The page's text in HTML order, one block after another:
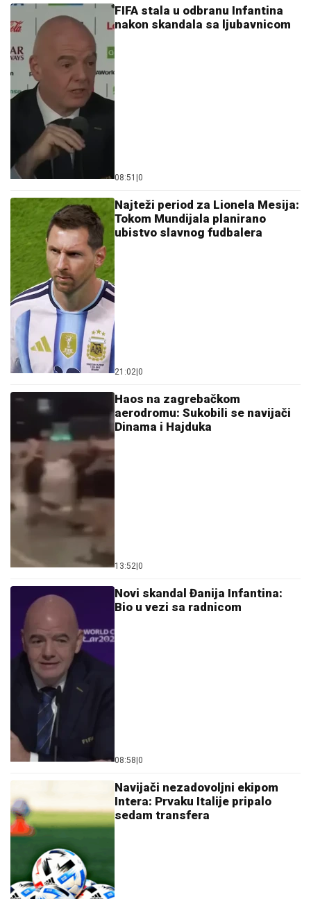
FIFA stala u odbranu Infantina
nakon skandala sa ljubavnicom
08:51 |0
Najteži period za Lionela Mesija:
Tokom Mundijala planirano
ubistvo slavnog fudbalera
21:02|0
Haos na zagrebačkom
aerodromu: Sukobili se navijači
Dinama i Hajduka
13:52|0
Novi skandal Đanija Infantina:
Bio u vezi sa radnicom
08:58|0
Navijači nezadovoljni ekipom
Intera: Prvaku Italije pripalo
sedam transfera